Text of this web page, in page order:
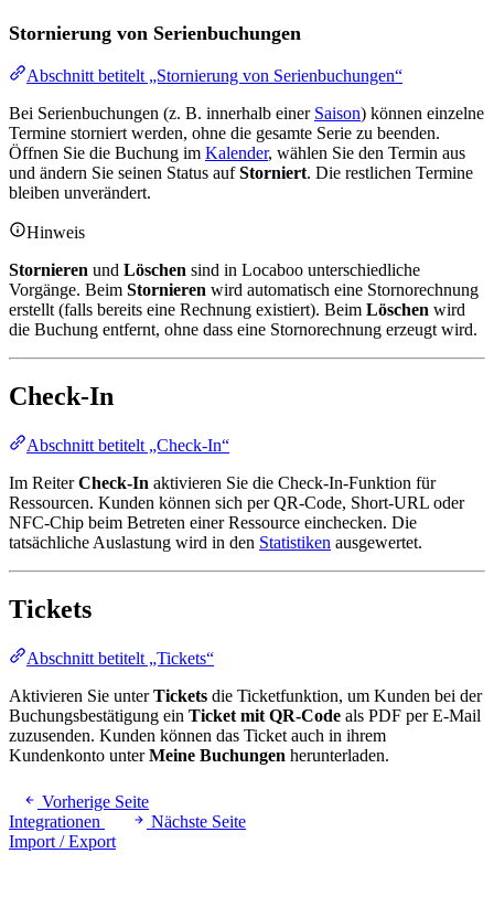
Stornierung von Serienbuchungen
Abschnitt betitelt „Stornierung von Serienbuchungen“
Bei Serienbuchungen (z. B. innerhalb einer Saison) können einzelne
Termine storniert werden, ohne die gesamte Serie zu beenden.
Öffnen Sie die Buchung im Kalender, wählen Sie den Termin aus
und ändern Sie seinen Status aufStorniert. Die restlichen Termine
bleiben unverändert.
Hinweis
Stornieren und Löschen sind in Locaboo unterschiedliche
Vorgänge. Beim Stornieren wird automatisch eine Stornorechnung
erstellt (falls bereits eine Rechnung existiert). Beim Löschen wird
die Buchung entfernt, ohne dass eine Stornorechnung erzeugt wird.
Check-In
Abschnitt betitelt „Check-In“
Im ReiterCheck-In aktivieren Sie die Check-In-Funktion für
Ressourcen. Kunden können sich per QR-Code, Short-URL oder
NFC-Chip beim Betreten einer Ressource einchecken. Die
tatsächliche Auslastung wird in den Statistiken ausgewertet.
Tickets
Abschnitt betitelt „Tickets“
Aktivieren Sie unterTickets die Ticketfunktion, um Kunden bei der
Buchungsbestätigung ein Ticket mit QR-Code als PDF per E-Mail
zuzusenden. Kunden können das Ticket auch in ihrem
Kundenkonto unterMeine Buchungen herunterladen.
Vorherige Seite
Integrationen
Nächste Seite
Import / Export